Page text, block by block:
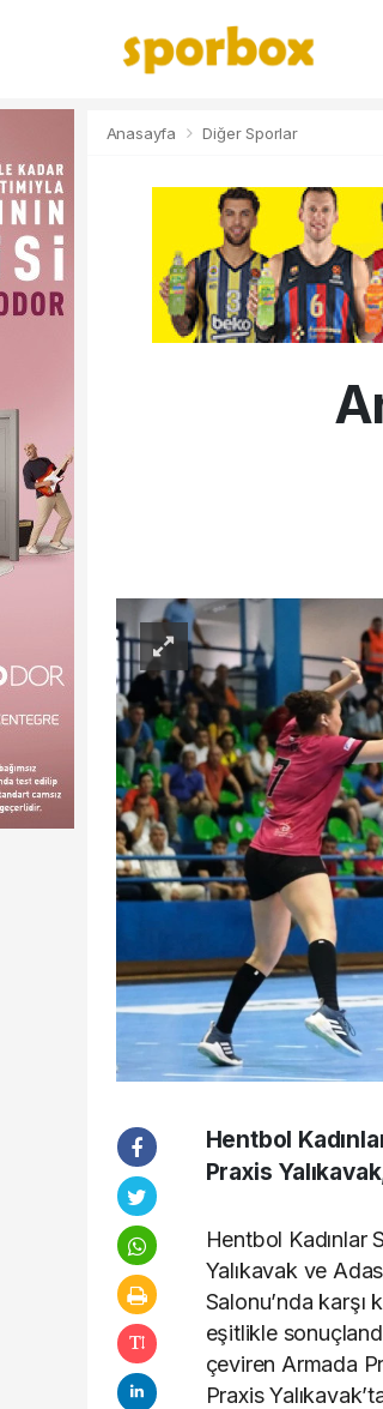
Anasayfa Diğer Sporlar
Hentbol
Praxis
Hentbol Kadınlar
Yalıkavak ve
Salonu’nda
eşitlikle
çeviren Armada
Praxis